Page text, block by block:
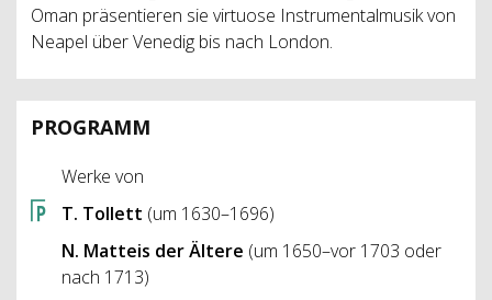
Oman präsentieren sie virtuose Instrumentalmusik von
Neapel über Venedig bis nach London.
PROGRAMM
Werke von
T. Tollett (um 1630–1696)
N. Matteis der Ältere (um 1650–vor 1703 oder
nach 1713)